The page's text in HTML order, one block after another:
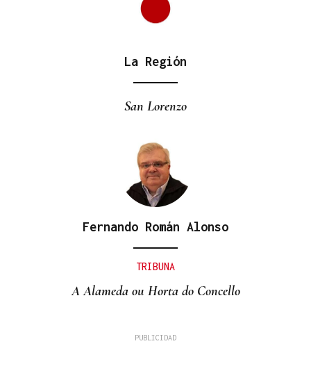
La Región
San Lorenzo
Fernando Román Alonso
TRIBUNA
A Alameda ou Horta do Concello